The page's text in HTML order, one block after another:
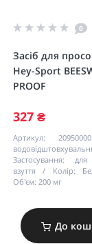
0
Засіб для
Hey-Sport
PROOF
327 ₴
Артикул: 20950000
Застосування:
для
взуття
Колір:
Об'єм: 200 мг
До